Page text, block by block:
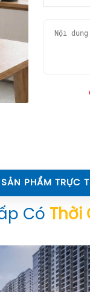
PHẨM TRỰC
Có Thời